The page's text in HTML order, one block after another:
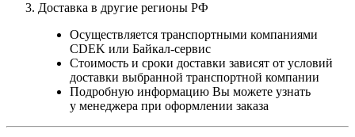
Доставка в другие регионы РФ
Осуществляется транспортными компаниями
CDEK или Байкал-сервис
Стоимость и сроки доставки зависят от условий
доставки выбранной транспортной компании
Подробную информацию Вы можете узнать
у менеджера при оформлении заказа